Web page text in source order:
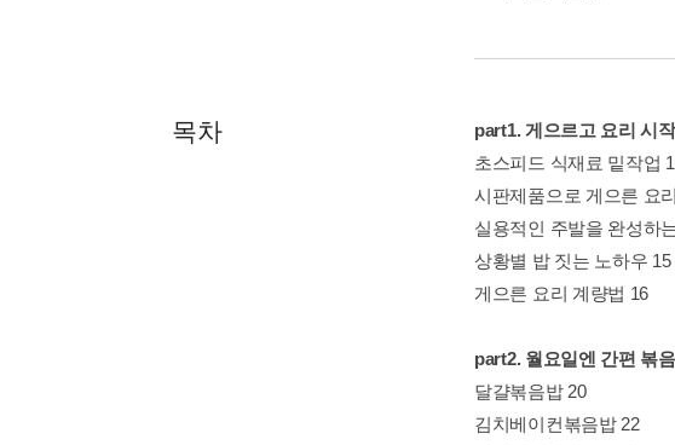
목차
part1. 게으르고 요리 시
초스피드 식재료 밑작업
시판제품으로 게으른 요
실용적인 주발을 완성하
상황별 밥 짓는 노하우 15
게으른 요리 계량법 16
part2. 월요일엔 간편 볶
달걀볶음밥 20
김치베이컨볶음밥 22